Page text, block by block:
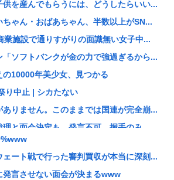
を産んでもらうには、どうしたらいい...
ちゃん・おばあちゃん、半数以上がSN...
業施設で通りすがりの面識無い女子中...
「ソフトバンクが金の力で強過ぎるから...
の10000年美少女、見つかる
り中止 | シカたない
ありません。このままでは国連が完全崩...
理と面会決定も…発言不可、握手のみ ...
レベチwww
外国人の定着意欲をそぐな
ート戦で行った審判買収が本当に深刻...
発言させない面会が決まるwww